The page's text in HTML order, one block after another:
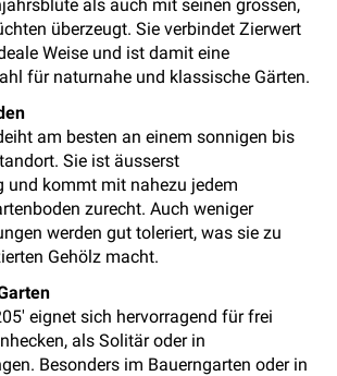
als auch mit seinen grossen,
überzeugt. Sie verbindet Zierwert
Weise und ist damit eine
für naturnahe und klassische Gärten.
am besten an einem sonnigen bis
Sie ist äusserst
und kommt mit nahezu jedem
zurecht. Auch weniger
werden gut toleriert, was sie zu
Gehölz macht.
eignet sich hervorragend für frei
als Solitär oder in
Besonders im Bauerngarten oder in